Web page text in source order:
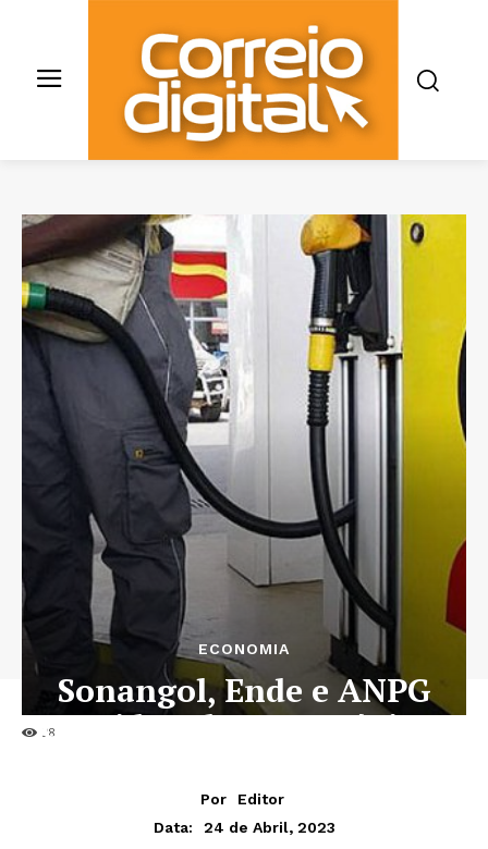
38
ECONOMIA
Sonangol, Ende e ANPG
consideradas estratégicas
Por
Editor
Data:
24 de Abril, 2023